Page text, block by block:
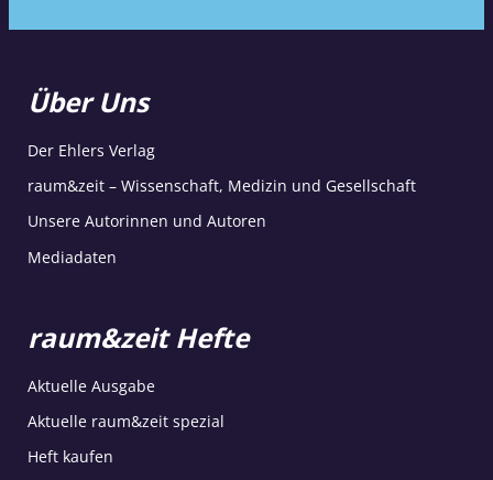
Über Uns
Der Ehlers Verlag
raum&zeit – Wissenschaft, Medizin und Gesellschaft
Unsere Autorinnen und Autoren
Mediadaten
raum&zeit Hefte
Aktuelle Ausgabe
Aktuelle raum&zeit spezial
Heft kaufen